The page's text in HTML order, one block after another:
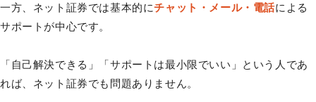
一方、ネット証券では基本的にチャット・メール・電話による
サポートが中心です。
「自己解決できる」「サポートは最小限でいい」という人であ
れば、ネット証券でも問題ありません。